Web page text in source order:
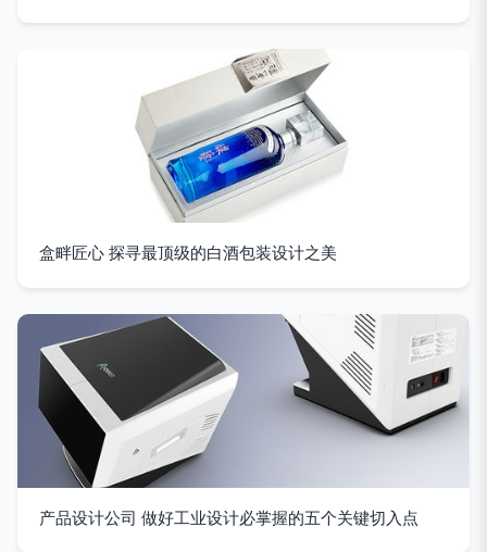
盒畔匠心 探寻最顶级的白酒包装设计之美
产品设计公司 做好工业设计必掌握的五个关键切入点